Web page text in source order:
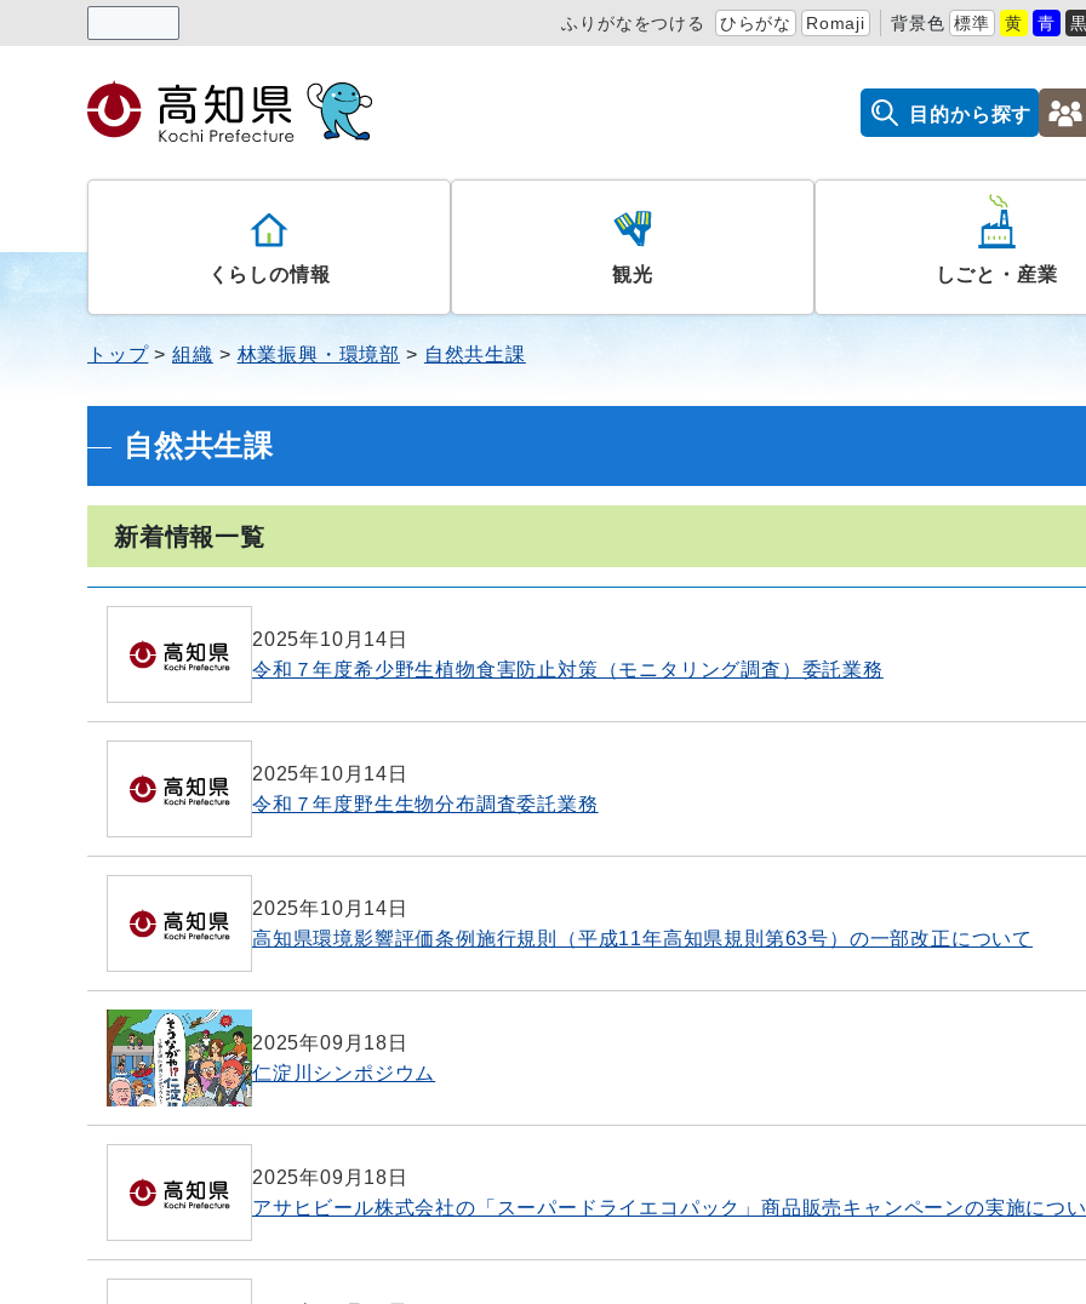
ふりがなをつける ひらがな Romaji 背景色 標準 黄 青
目的から探す
くらしの情報 観光 しごと・産業
トップ 組織 林業振興・環境部 自然共生課
自然共生課
新着情報一覧
2025年10月14日
令和７年度希少野生植物食害防止対策（モニタリング調査）委託業務
2025年10月14日
令和７年度野生生物分布調査委託業務
2025年10月14日
高知県環境影響評価条例施行規則（平成11年高知県規則第63号）の一部改正について
2025年09月18日
仁淀川シンポジウム
2025年09月18日
アサヒビール株式会社の「スーパードライエコパック」商品販売キャンペーンの実施につ